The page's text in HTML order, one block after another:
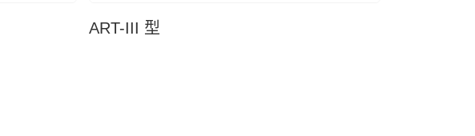
ART-III 型